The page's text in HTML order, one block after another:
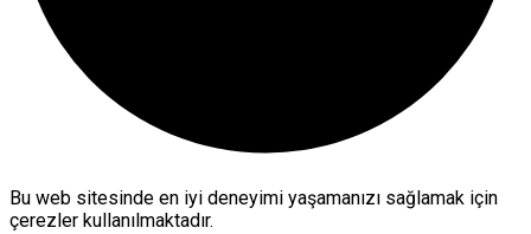
Bu web sitesinde en iyi deneyimi yaşamanızı sağlamak için
çerezler kullanılmaktadır.